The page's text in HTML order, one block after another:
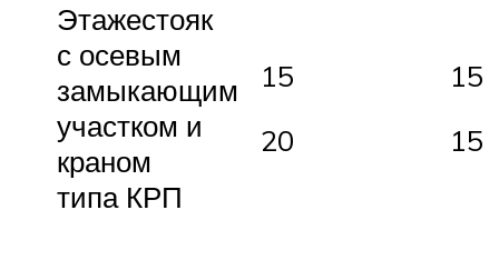
Этажестояк
с осевым
замыкающим
участком и
краном
типа КРП
15
20
15
15